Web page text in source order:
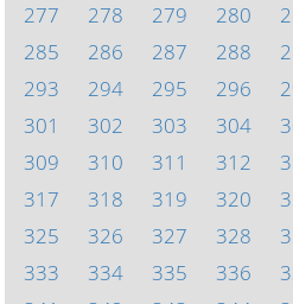
277
278 279 280
285
286 287 288
293
294 295 296
301
302 303 304
309
310 311 312
317
318 319 320
325
326 327 328
333
334 335 336